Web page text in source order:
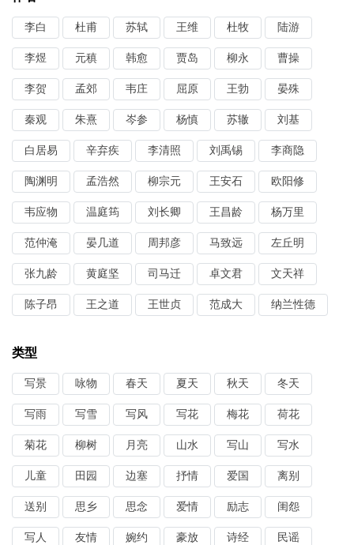
李白 杜甫 苏轼 王维 杜牧 陆游
李煜 元稹 韩愈 贾岛 柳永 曹操
李贺 孟郊 韦庄 屈原 王勃 晏殊
秦观 朱熹 岑参 杨慎 苏辙 刘基
白居易 辛弃疾 李清照 刘禹锡 李商隐
陶渊明 孟浩然 柳宗元 王安石 欧阳修
韦应物 温庭筠 刘长卿 王昌龄 杨万里
范仲淹 晏几道 周邦彦 马致远 左丘明
张九龄 黄庭坚 司马迁 卓文君 文天祥
陈子昂 王之道 王世贞 范成大 纳兰性德
类型
写景 咏物 春天 夏天 秋天 冬天
写雨 写雪 写风 写花 梅花 荷花
菊花 柳树 月亮 山水 写山 写水
儿童 田园 边塞 抒情 爱国 离别
送别 思乡 思念 爱情 励志 闺怨
写人 友情 婉约 豪放 诗经 民谣